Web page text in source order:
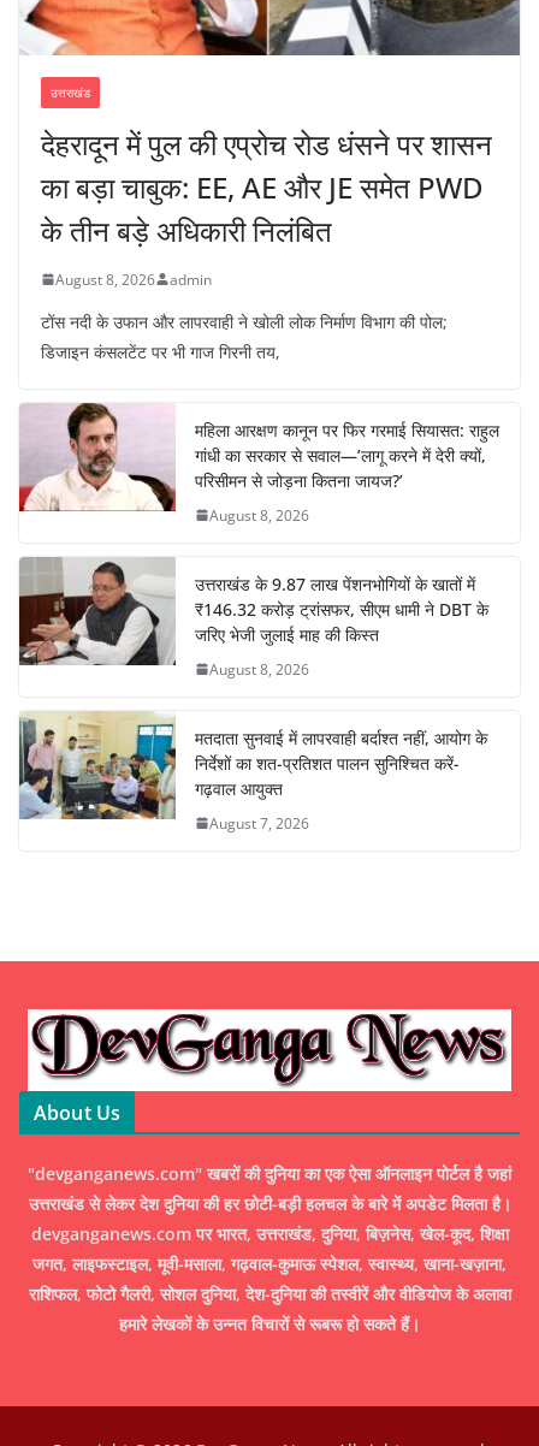
उत्तराखंड
देहरादून में पुल की एप्रोच रोड धंसने पर शासन
का बड़ा चाबुक: EE, AE और JE समेत PWD
के तीन बड़े अधिकारी निलंबित
August 8, 2026 admin
टोंस नदी के उफान और लापरवाही ने खोली लोक निर्माण विभाग की पोल;
डिजाइन कंसलटेंट पर भी गाज गिरनी तय,
महिला आरक्षण कानून पर फिर गरमाई सियासत: राहुल
गांधी का सरकार से सवाल—’लागू करने में देरी क्यों,
परिसीमन से जोड़ना कितना जायज?’
August 8, 2026
उत्तराखंड के 9.87 लाख पेंशनभोगियों के खातों में
₹146.32 करोड़ ट्रांसफर, सीएम धामी ने DBT के
जरिए भेजी जुलाई माह की किस्त
August 8, 2026
मतदाता सुनवाई में लापरवाही बर्दाश्त नहीं, आयोग के
निर्देशों का शत-प्रतिशत पालन सुनिश्चित करें-
गढ़वाल आयुक्त
August 7, 2026
About Us
"devganganews.com" खबरों की दुनिया का एक ऐसा ऑनलाइन पोर्टल है जहां
उत्तराखंड से लेकर देश दुनिया की हर छोटी-बड़ी हलचल के बारे में अपडेट मिलता है।
devganganews.com पर भारत, उत्तराखंड, दुनिया, बिज़नेस, खेल-कूद, शिक्षा
जगत, लाइफस्टाइल, मूवी-मसाला, गढ़वाल-कुमाऊ स्पेशल, स्वास्थ्य, खाना-खज़ाना,
राशिफल, फोटो गैलरी, सोशल दुनिया, देश-दुनिया की तस्वीरें और वीडियोज के अलावा
हमारे लेखकों के उन्नत विचारों से रूबरू हो सकते हैं।